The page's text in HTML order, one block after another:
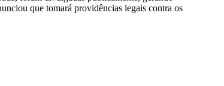
que tomará providências legais contra os